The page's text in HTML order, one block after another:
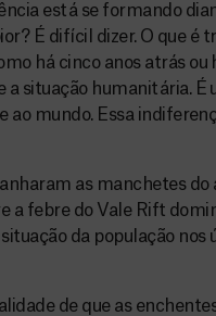
está se formando
É difícil dizer. O que é
há cinco anos atrás ou
a situação humanitária. É
ao mundo. Essa
as manchetes do
a febre do Vale Rift
da população nos
de que as